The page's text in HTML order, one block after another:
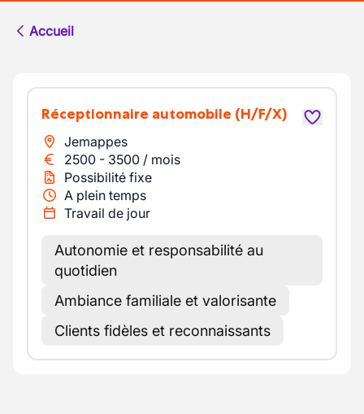
Accueil
Réceptionnaire automobile (H/F/X)
Jemappes
2500 - 3500 / mois
Possibilité fixe
A plein temps
Travail de jour
Autonomie et responsabilité au
quotidien
Ambiance familiale et valorisante
Clients fidèles et reconnaissants